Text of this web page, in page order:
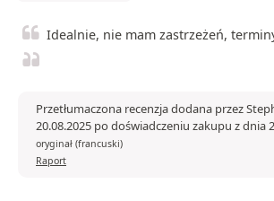
Idealnie, nie mam zastrzeżeń,
Przetłumaczona recenzja dodana przez
20.08.2025 po doświadczeniu zakupu z dnia
oryginał (francuski)
Raport